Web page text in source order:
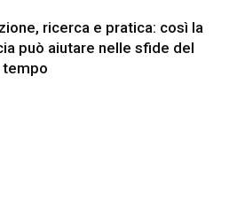
ricerca e pratica: così la
può aiutare nelle sfide del